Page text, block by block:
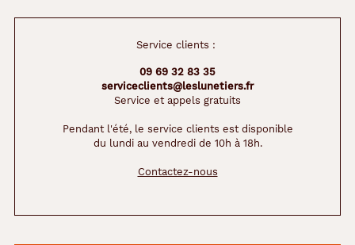
Service clients :
09 69 32 83 35
serviceclients@leslunetiers.fr
Service et appels gratuits
Pendant l'été, le service clients est disponible
du lundi au vendredi de 10h à 18h.
Contactez-nous